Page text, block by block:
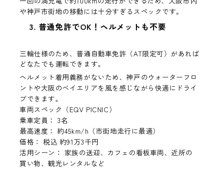
や神戸市街地の移動には十分すぎるスペックです。
3. 普通免許でOK！ヘルメットも不要
三輪仕様のため、普通自動車免許（AT限定可）があれば
どなたでも運転できます。
ヘルメット着用義務がないため、神戸のウォーターフロ
ントや大阪のベイエリアを風を感じながら快適にドライ
ブできます。
車両スペック（EQV PICNIC）
乗車定員： 3名
最高速度： 約45km/h（市街地走行に最適）
価格： 税込 約91万3千円
活用シーン： 家族の送迎、カフェの看板車両、近所の
買い物、観光レンタルなど